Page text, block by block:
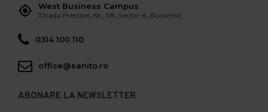
West Business Campus
Strada Preciziei, Nr, 3W, Sector 6, Bucuresti
0314 100 110
office@sanito.ro
ABONARE LA NEWSLETTER